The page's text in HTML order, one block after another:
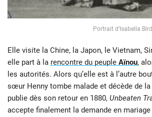
Portrait d’Isabella
Elle visite la Chine, la Japon, le Vietnam,
elle part à la rencontre du peuple Aïnou,
les autorités. Alors qu’elle est à l’autre
sœur Henny tombe malade et décède de
publie dès son retour en 1880, Unbeaten
accepte finalement la demande en mariage